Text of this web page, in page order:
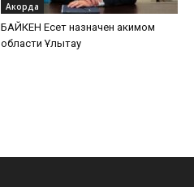
Акорда
БАЙКЕН Есет назначен акимом
области Ұлытау